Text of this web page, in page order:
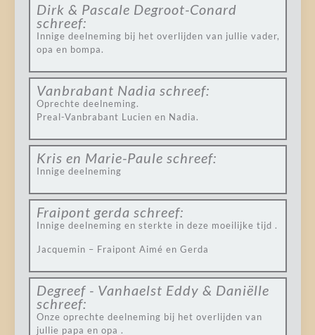
Dirk & Pascale Degroot-Conard
schreef:
Innige deelneming bij het overlijden van jullie vader,
opa en bompa.
Vanbrabant Nadia schreef:
Oprechte deelneming.
Preal-Vanbrabant Lucien en Nadia.
Kris en Marie-Paule schreef:
Innige deelneming
Fraipont gerda schreef:
Innige deelneming en sterkte in deze moeilijke tijd .
Jacquemin – Fraipont Aimé en Gerda
Degreef - Vanhaelst Eddy & Daniëlle
schreef:
Onze oprechte deelneming bij het overlijden van
jullie papa en opa .